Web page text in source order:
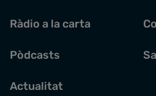
Ràdio a la carta
Pòdcasts
Actualitat